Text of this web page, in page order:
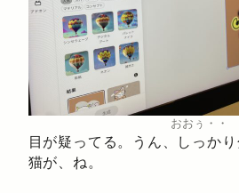
おおぅ・・
目が疑ってる。うん、しっかり
猫が、ね。